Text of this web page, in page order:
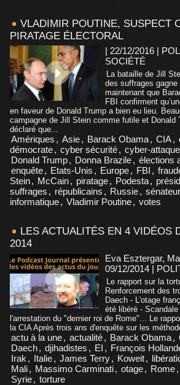
VLADIMIR POUTINE, SUSPECT
PIRATAGE ÉLECTORAL
| 22/12/2016 |
SOCIÉTÉ
La bataille de Jill
des suffrages
maintenant que
FBI confirment
en faveur de Donald Trump a bien eu lieu.
campagne de Jill Stein comme futile et Donald
déclaré que...
Amériques , Asie, Barack Obama, CIA,
démocrate, cyber sécurité, cyber-attaque
Donald Trump, Donna Brazile, élections
enquête, Etats-Unis , Europe, FBI ,
Stein, McCain, piratage, Podesta,
suffrages , républicains , Russie, sénateur
informatique, Vladimir Poutine, votes
LES ACTUALITÉS EN 4 VIDÉOS
2014
Eva Esztergar,
09/12/2014 |
Le rapport sur la
Renforcement des
Daech - L'otage
été libéré -
l'arrestation du "dernier roi de Rome"... Le
la CIA Après trois ans d'enquête sur les
actu à la une, actualité, Barack Obama,
Daech, djihadistes , EI , François
Irak , Italie, James Terry, Koweit,
Mali, Massimo Carminati, otage, Rome,
Syrie, torture